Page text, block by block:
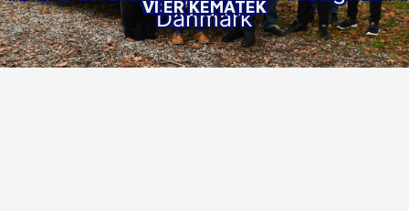
VI ER KEMATEK
Danmark